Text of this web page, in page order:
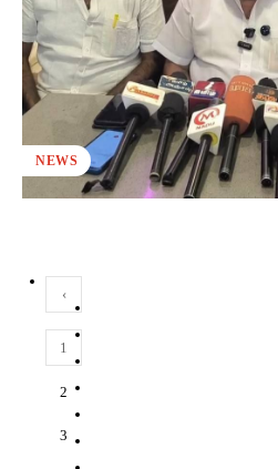
NEWS
‹
1
2
3